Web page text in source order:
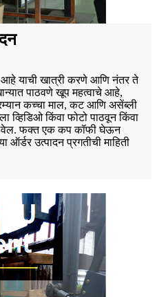
आहे याची खात्री करणे आणि नंतर ते
पाठवणे खूप महत्वाचे आहे,
कच्चा माल, कट आणि असेंब्ली
व्हिडिओ किंवा फोटो पाठवून किंवा
फक्त एक कप कॉफी घेऊन
ऑर्डर उत्पादन प्रगतीची माहिती